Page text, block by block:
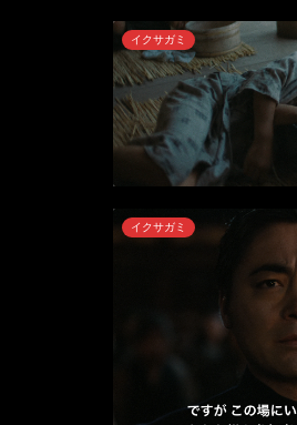
イクサガミ
イクサガミ